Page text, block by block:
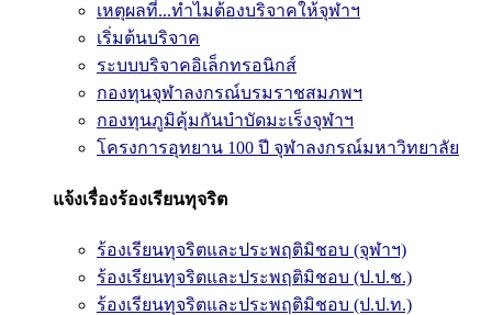
เหตุผลที่...ทำไมต้องบริจาคให้จุฬาฯ
เริ่มต้นบริจาค
ระบบบริจาคอิเล็กทรอนิกส์
กองทุนจุฬาลงกรณ์บรมราชสมภพฯ
กองทุนภูมิคุ้มกันบำบัดมะเร็งจุฬาฯ
โครงการอุทยาน 100 ปี จุฬาลงกรณ์มหาวิทยาลัย
แจ้งเรื่องร้องเรียนทุจริต
ร้องเรียนทุจริตและประพฤติมิชอบ (จุฬาฯ)
ร้องเรียนทุจริตและประพฤติมิชอบ (ป.ป.ช.)
ร้องเรียนทุจริตและประพฤติมิชอบ (ป.ป.ท.)